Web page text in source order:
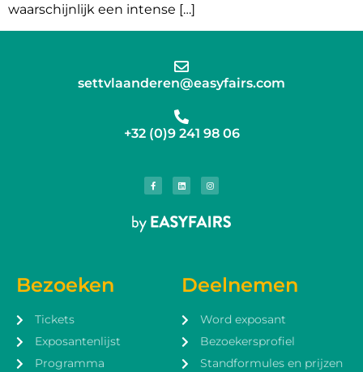
waarschijnlijk een intense […]
settvlaanderen@easyfairs.com
+32 (0)9 241 98 06
Bezoeken
Tickets
Exposantenlijst
Programma
Deelnemen
Word exposant
Bezoekersprofiel
Standformules en prijzen